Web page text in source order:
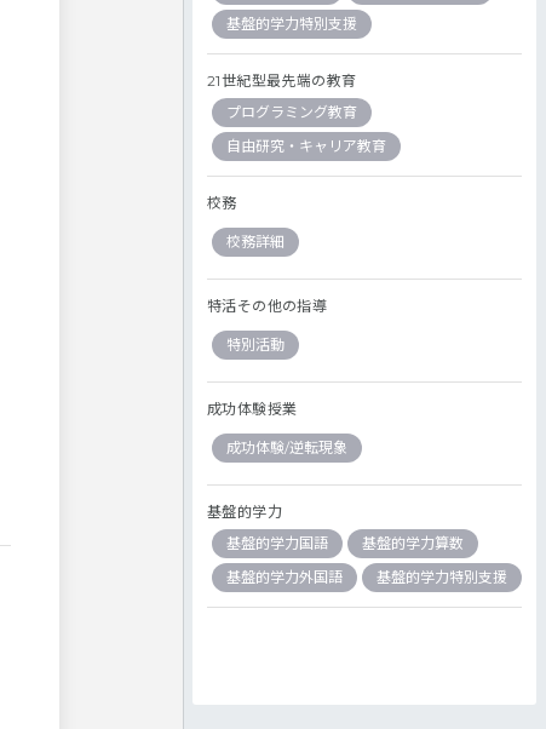
基盤的学力特別支援
21世紀型最先端の教育
プログラミング教育
自由研究・キャリア教育
校務
校務詳細
特活その他の指導
特別活動
成功体験授業
成功体験/逆転現象
基盤的学力
基盤的学力国語
基盤的学力算数
基盤的学力外国語
基盤的学力特別支援